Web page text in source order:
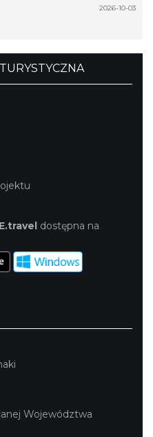
2026-10-03
dostępna na
Województwa